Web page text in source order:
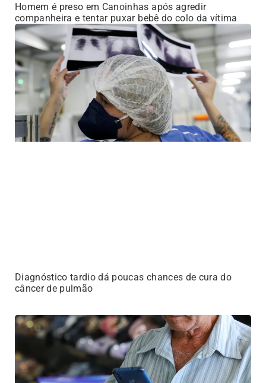
Homem é preso em Canoinhas após agredir
companheira e tentar puxar bebê do colo da vítima
Diagnóstico tardio dá poucas chances de cura do
câncer de pulmão